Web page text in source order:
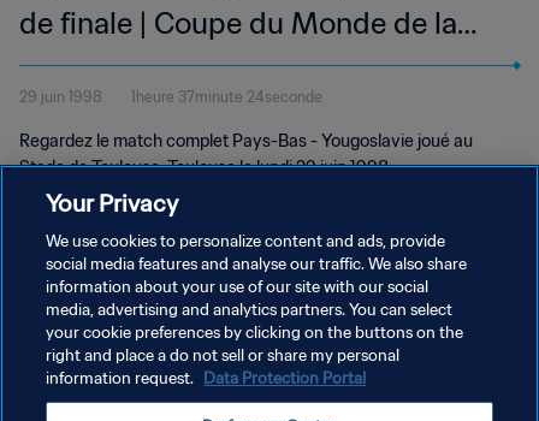
de finale | Coupe du Monde de la
FIFA, France 1998™ | Match complet
29 juin 1998 1heure 37minute 24seconde
Regardez le match complet Pays-Bas - Yougoslavie joué au
Stade de Toulouse, Toulouse le lundi 29 juin 1998.
POLITIQUE DE CONFIDENTIALITÉ
CONDITIONS D'UTILISATION
Your Privacy
We use cookies to personalize content and ads, provide
social media features and analyse our traffic. We also share
information about your use of our site with our social
media, advertising and analytics partners. You can select
your cookie preferences by clicking on the buttons on the
right and place a do not sell or share my personal
information request. Data Protection Portal